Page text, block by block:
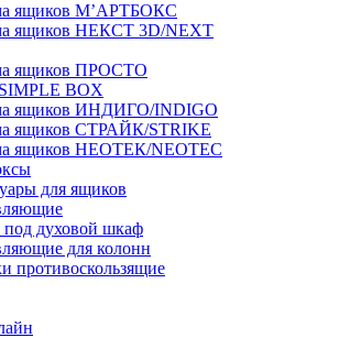
ящиков М’АРТБОКС
ящиков НЕКСТ 3D/NEXT
ящиков ПРОСТО
BOX
ящиков ИНДИГО/INDIGO
ящиков СТРАЙК/STRIKE
ящиков НЕОТЕК/NEOTEC
для ящиков
духовой шкаф
для колонн
противоскользящие